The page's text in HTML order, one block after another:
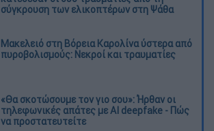
σύγκρουση των ελικοπτέρων στη Ψάθα
Μακελειό στη Βόρεια Καρολίνα ύστερα από
πυροβολισμούς: Νεκροί και τραυματίες
«Θα σκοτώσουμε τον γιο σου»: Ήρθαν οι
τηλεφωνικές απάτες με AI deepfake - Πώς
να προστατευτείτε